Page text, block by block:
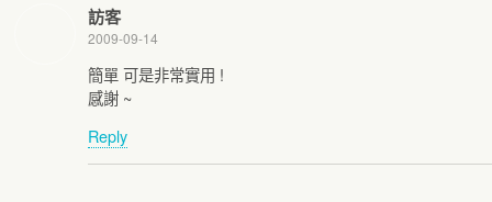
訪客
2009-09-14
簡單 可是非常實用 !
感謝 ~
Reply